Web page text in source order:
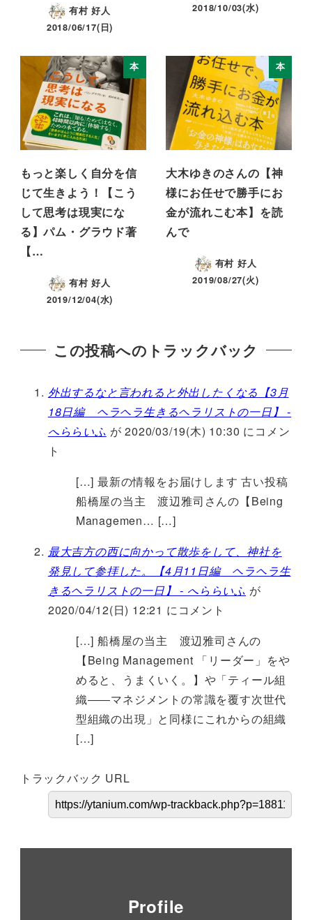
有村 好人
2018/06/17(日)
2018/10/03(水)
本
もっと楽しく自分を信
じて生きよう！【こう
して思考は現実にな
る】パム・グラウド著
【…
有村 好人
2019/12/04(水)
本
大木ゆきのさんの【神
様にお任せで勝手にお
金が流れこむ本】を読
んで
有村 好人
2019/08/27(火)
この投稿へのトラックバック
外出するなと言われると外出したくなる【3月
18日編 ヘラヘラ生きるヘラリストの一日】 -
へららいふ が 2020/03/19(木) 10:30 にコメン
ト
[…] 最新の情報をお届けします 古い投稿
船橋屋の当主 渡辺雅司さんの【Being
Managemen… […]
最大吉方の西に向かって散歩をして、神社を
発見して参拝した。【4月11日編 ヘラヘラ生
きるヘラリストの一日】 - へららいふ が
2020/04/12(日) 12:21 にコメント
[…] 船橋屋の当主 渡辺雅司さんの
【Being Management 「リーダー」をや
めると、うまくいく。】や「ティール組
織――マネジメントの常識を覆す次世代
型組織の出現」と同様にこれからの組織
[…]
トラックバック URL
Profile